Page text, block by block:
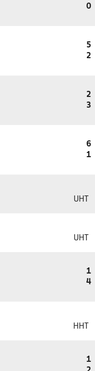
0
5
2
2
3
6
1
UHT
UHT
1
4
HHT
1